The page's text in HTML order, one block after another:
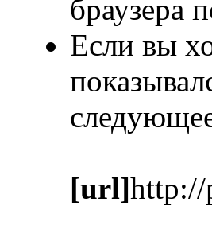
браузера
Если вы
[url]http://